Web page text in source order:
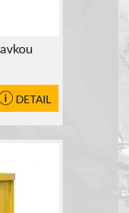
DETAIL